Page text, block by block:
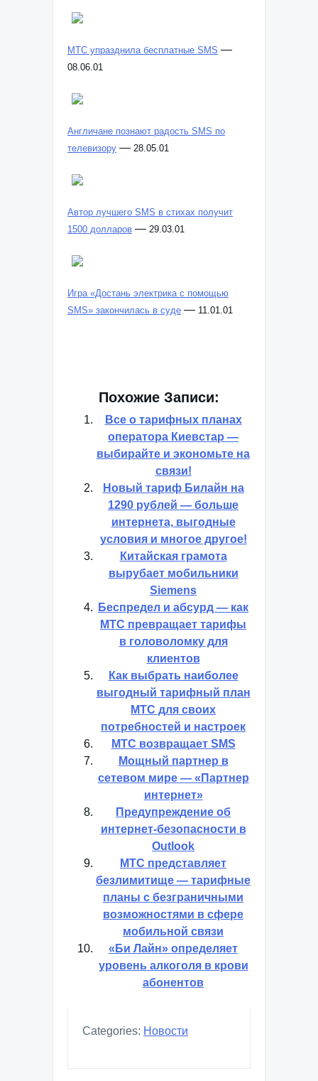
МТС упразднила бесплатные SMS —
08.06.01
Англичане познают радость SMS по
телевизору — 28.05.01
Автор лучшего SMS в стихах получит
1500 долларов — 29.03.01
Игра «Достань электрика с помощью
SMS» закончилась в суде — 11.01.01
Похожие Записи:
Все о тарифных планах
оператора Киевстар —
выбирайте и экономьте на
связи!
Новый тариф Билайн на
1290 рублей — больше
интернета, выгодные
условия и многое другое!
Китайская грамота
вырубает мобильники
Siemens
Беспредел и абсурд — как
МТС превращает тарифы
в головоломку для
клиентов
Как выбрать наиболее
выгодный тарифный план
МТС для своих
потребностей и настроек
МТС возвращает SMS
Мощный партнер в
сетевом мире — «Партнер
интернет»
Предупреждение об
интернет-безопасности в
Outlook
МТС представляет
безлимитище — тарифные
планы с безграничными
возможностями в сфере
мобильной связи
«Би Лайн» определяет
уровень алкоголя в крови
абонентов
Categories: Новости